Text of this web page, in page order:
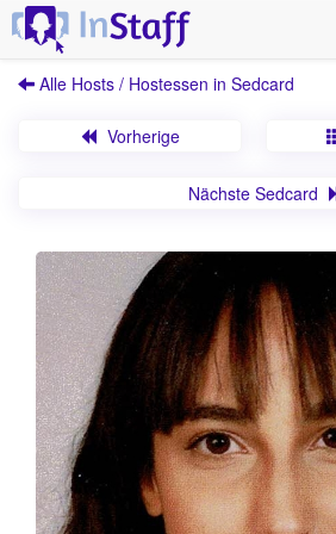
Alle Hosts / Hostessen in Sedcard
Vorherige
Nächste Sedcard